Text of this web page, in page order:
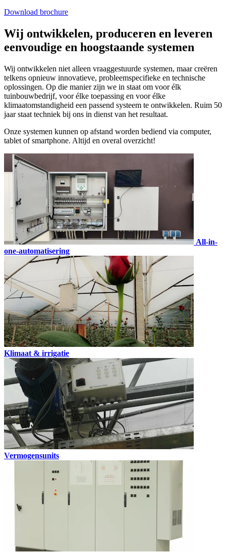
Download brochure
Wij ontwikkelen, produceren en leveren
eenvoudige en hoogstaande systemen
Wij ontwikkelen niet alleen vraaggestuurde systemen, maar creëren
telkens opnieuw innovatieve, probleemspecifieke en technische
oplossingen. Op die manier zijn we in staat om voor élk
tuinbouwbedrijf, voor élke toepassing en voor élke
klimaatomstandigheid een passend systeem te ontwikkelen. Ruim 50
jaar staat techniek bij ons in dienst van het resultaat.
Onze systemen kunnen op afstand worden bediend via computer,
tablet of smartphone. Altijd en overal overzicht!
All-in-
one-automatisering
Klimaat & irrigatie
Vermogensunits